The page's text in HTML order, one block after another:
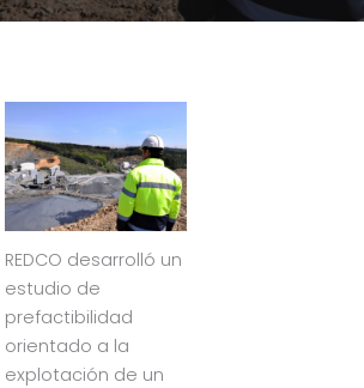
REDCO desarrolló un
estudio de
prefactibilidad
orientado a la
explotación de un